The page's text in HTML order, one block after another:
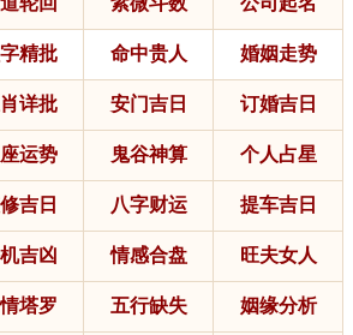
精批 命中贵人 婚姻走势
详批 安门吉日 订婚吉日
运势 鬼谷神算 个人占星
吉日 八字财运 提车吉日
吉凶 情感合盘 旺夫女人
塔罗 五行缺失 姻缘分析